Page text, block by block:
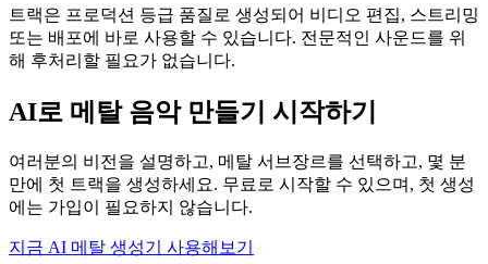
트랙은 프로덕션 등급 품질로 생성되어 비디오 편집, 스트리밍
또는 배포에 바로 사용할 수 있습니다. 전문적인 사운드를 위
해 후처리할 필요가 없습니다.
AI로 메탈 음악 만들기 시작하기
여러분의 비전을 설명하고, 메탈 서브장르를 선택하고, 몇 분
만에 첫 트랙을 생성하세요. 무료로 시작할 수 있으며, 첫 생성
에는 가입이 필요하지 않습니다.
지금 AI 메탈 생성기 사용해보기